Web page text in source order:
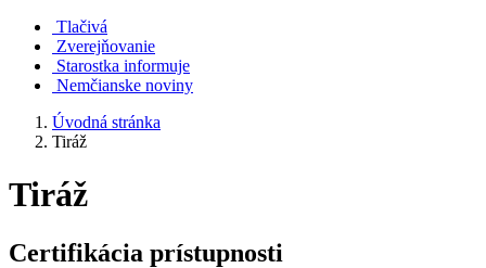
Tlačivá
Zverejňovanie
Starostka informuje
Nemčianske noviny
Úvodná stránka
Tiráž
Tiráž
Certifikácia prístupnosti